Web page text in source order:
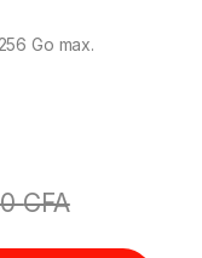
Go max.
CFA